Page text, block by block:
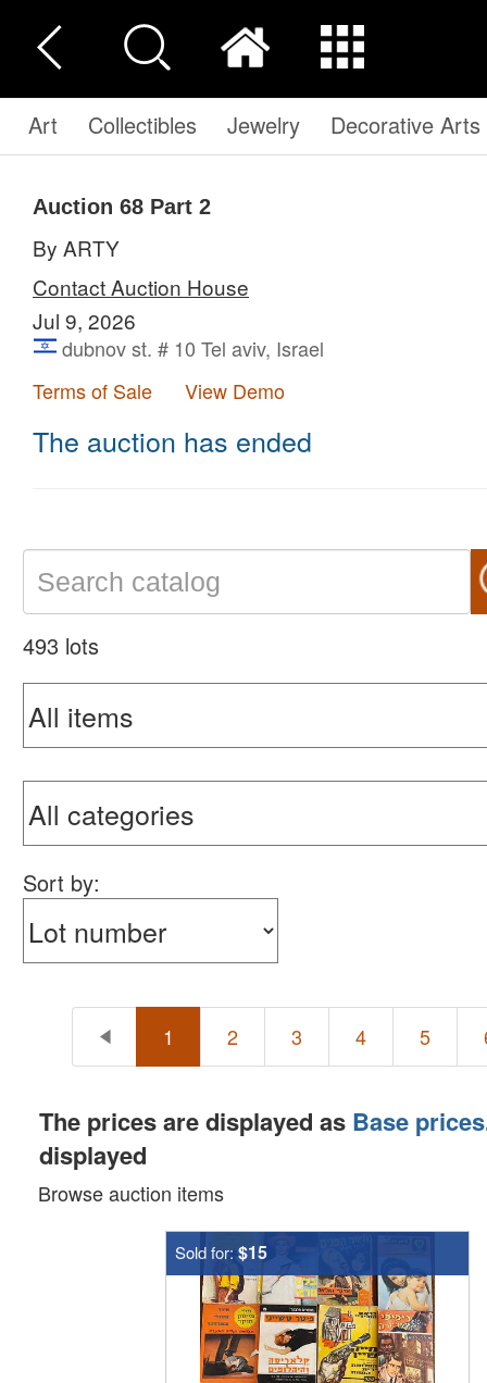
Art Collectibles Jewelry Decorative Arts
Auction 68 Part 2
By ARTY
Contact Auction House
Jul 9, 2026
dubnov st. # 10 Tel aviv, Israel
Terms of Sale
View Demo
The auction has ended
493 lots
Sort by:
1 2 3 4 5
The prices are displayed as Base prices
displayed
Browse auction items
Sold for: $15